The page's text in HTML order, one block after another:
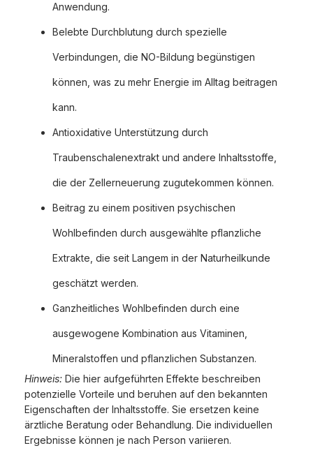
Anwendung.
Belebte Durchblutung durch spezielle
Verbindungen, die NO-Bildung begünstigen
können, was zu mehr Energie im Alltag beitragen
kann.
Antioxidative Unterstützung durch
Traubenschalenextrakt und andere Inhaltsstoffe,
die der Zellerneuerung zugutekommen können.
Beitrag zu einem positiven psychischen
Wohlbefinden durch ausgewählte pflanzliche
Extrakte, die seit Langem in der Naturheilkunde
geschätzt werden.
Ganzheitliches Wohlbefinden durch eine
ausgewogene Kombination aus Vitaminen,
Mineralstoffen und pflanzlichen Substanzen.
Hinweis: Die hier aufgeführten Effekte beschreiben
potenzielle Vorteile und beruhen auf den bekannten
Eigenschaften der Inhaltsstoffe. Sie ersetzen keine
ärztliche Beratung oder Behandlung. Die individuellen
Ergebnisse können je nach Person variieren.